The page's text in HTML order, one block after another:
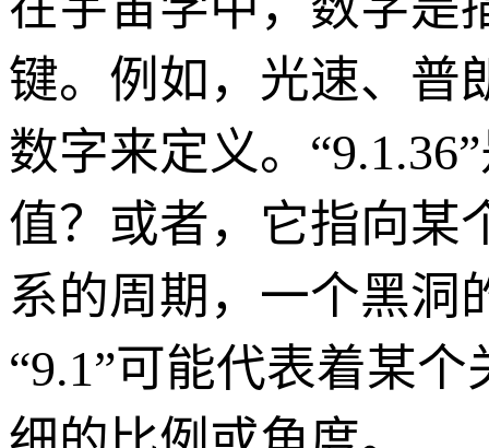
键。例如，光速、普
数字来定义。
值？或者，它指向某
系的周期，一个黑洞
“9.1”可能代表着某